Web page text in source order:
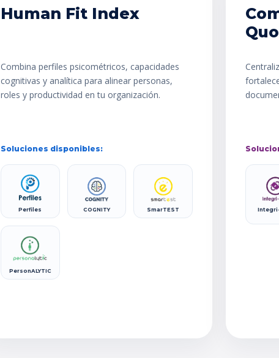
Human Fit Index
Combina perfiles psicométricos, capacidades
cognitivas y analítica para alinear personas,
roles y productividad en tu organización.
Soluciones disponibles:
Perfiles COGNITY SmarTEST
PersonALYTIC